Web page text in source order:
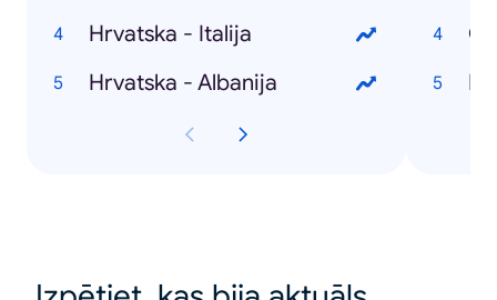
Hrvatska - Italija
Hrvatska - Albanija